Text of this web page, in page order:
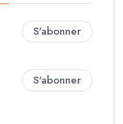
S'abonner
S'abonner